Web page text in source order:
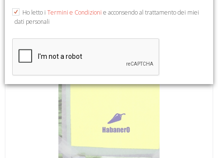
Ho letto i Termini e Condizioni e acconsendo al trattamento dei miei
dati personali